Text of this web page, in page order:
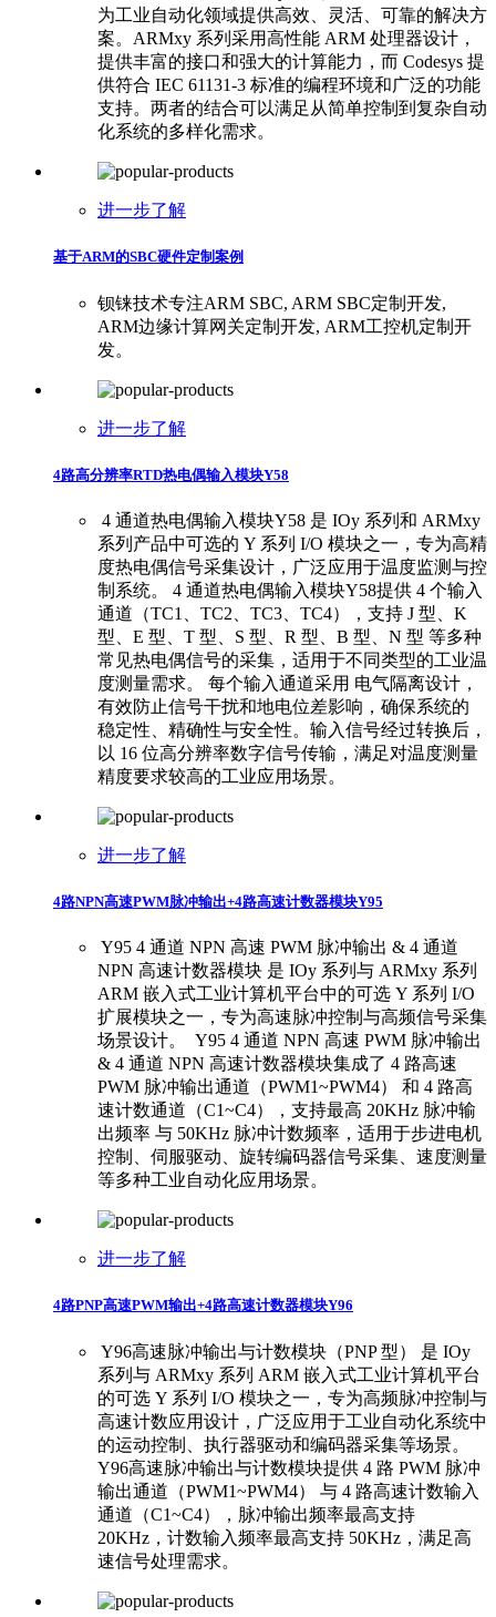
为工业自动化领域提供高效、灵活、可靠的解决方
案。ARMxy 系列采用高性能 ARM 处理器设计，
提供丰富的接口和强大的计算能力，而 Codesys 提
供符合 IEC 61131-3 标准的编程环境和广泛的功能
支持。两者的结合可以满足从简单控制到复杂自动
化系统的多样化需求。
进一步了解
基于ARM的SBC硬件定制案例
钡铼技术专注ARM SBC, ARM SBC定制开发,
ARM边缘计算网关定制开发, ARM工控机定制开
发。
进一步了解
4路高分辨率RTD热电偶输入模块Y58
​ ​4 通道热电偶输入模块Y58 是 IOy 系列和 ARMxy
系列产品中可选的 Y 系列 I/O 模块之一，专为高精
度热电偶信号采集设计，广泛应用于温度监测与控
制系统。 ​ 4 通道热电偶输入模块Y58提供 4 个输入
通道（TC1、TC2、TC3、TC4），支持 J 型、K
型、E 型、T 型、S 型、R 型、B 型、N 型 等多种
常见热电偶信号的采集，适用于不同类型的工业温
度测量需求。 ​ ​每个输入通道采用 电气隔离设计，
有效防止信号干扰和地电位差影响，确保系统的
稳定性、精确性与安全性。输入信号经过转换后，
以 16 位高分辨率数字信号传输，满足对温度测量
精度要求较高的工业应用场景。
进一步了解
4路NPN高速PWM脉冲输出+4路高速计数器模块Y95
​ ​Y95 4 通道 NPN 高速 PWM 脉冲输出 & 4 通道
NPN 高速计数器模块 是 IOy 系列与 ARMxy 系列
ARM 嵌入式工业计算机平台中的可选 Y 系列 I/O
扩展模块之一，专为高速脉冲控制与高频信号采集
场景设计。 ​ ​ Y95 4 通道 NPN 高速 PWM 脉冲输出
& 4 通道 NPN 高速计数器模块集成了 4 路高速
PWM 脉冲输出通道（PWM1~PWM4） 和 4 路高
速计数通道（C1~C4），支持最高 20KHz 脉冲输
出频率 与 50KHz 脉冲计数频率，适用于步进电机
控制、伺服驱动、旋转编码器信号采集、速度测量
等多种工业自动化应用场景。
进一步了解
4路PNP高速PWM输出+4路高速计数器模块Y96
​ ​Y96高速脉冲输出与计数模块（PNP 型） 是 IOy
系列与 ARMxy 系列 ARM 嵌入式工业计算机平台
的可选 Y 系列 I/O 模块之一，专为高频脉冲控制与
高速计数应用设计，广泛应用于工业自动化系统中
的运动控制、执行器驱动和编码器采集等场景。 ​
Y96高速脉冲输出与计数模块提供 4 路 PWM 脉冲
输出通道（PWM1~PWM4） 与 4 路高速计数输入
通道（C1~C4），脉冲输出频率最高支持
20KHz，计数输入频率最高支持 50KHz，满足高
速信号处理需求。